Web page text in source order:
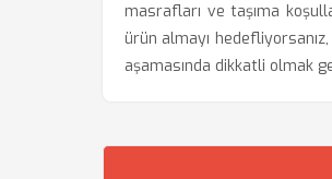
masrafları ve taşıma
ürün almayı
aşamasında dikkatli olmak